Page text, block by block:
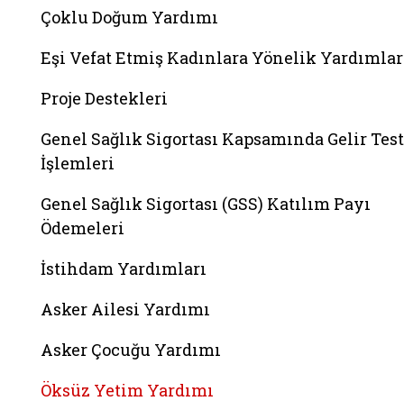
Çoklu Doğum Yardımı
Eşi Vefat Etmiş Kadınlara Yönelik Yardımlar
Proje Destekleri
Genel Sağlık Sigortası Kapsamında Gelir
İşlemleri
Genel Sağlık Sigortası (GSS) Katılım Payı
Ödemeleri
İstihdam Yardımları
Asker Ailesi Yardımı
Asker Çocuğu Yardımı
Öksüz Yetim Yardımı